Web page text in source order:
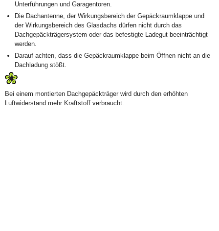
Unterführungen und Garagentoren.
Die Dachantenne, der Wirkungsbereich der Gepäckraumklappe und
der Wirkungsbereich des Glasdachs dürfen nicht durch das
Dachgepäckträgersystem oder das befestigte Ladegut beeinträchtigt
werden.
Darauf achten, dass die Gepäckraumklappe beim Öffnen nicht an die
Dachladung stößt.
Bei einem montierten Dachgepäckträger wird durch den erhöhten
Luftwiderstand mehr Kraftstoff verbraucht.